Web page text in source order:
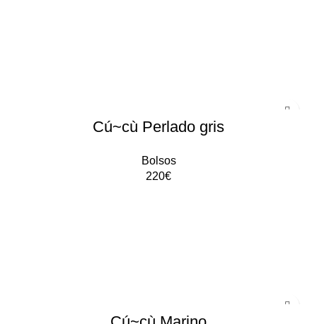
Cú~cù Perlado gris
Bolsos
220€